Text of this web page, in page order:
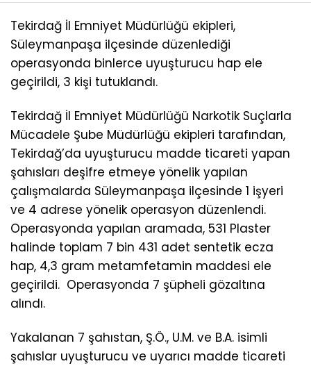
Tekirdağ İl Emniyet Müdürlüğü ekipleri,
Süleymanpaşa ilçesinde düzenlediği
operasyonda binlerce uyuşturucu hap ele
geçirildi, 3 kişi tutuklandı.
Tekirdağ İl Emniyet Müdürlüğü Narkotik Suçlarla
Mücadele Şube Müdürlüğü ekipleri tarafından,
Tekirdağ’da uyuşturucu madde ticareti yapan
şahısları deşifre etmeye yönelik yapılan
çalışmalarda Süleymanpaşa ilçesinde 1 işyeri
ve 4 adrese yönelik operasyon düzenlendi.
Operasyonda yapılan aramada, 531 Plaster
halinde toplam 7 bin 431 adet sentetik ecza
hap, 4,3 gram metamfetamin maddesi ele
geçirildi. Operasyonda 7 şüpheli gözaltına
alındı.
Yakalanan 7 şahıstan, Ş.Ö., U.M. ve B.A. isimli
şahıslar uyuşturucu ve uyarıcı madde ticareti